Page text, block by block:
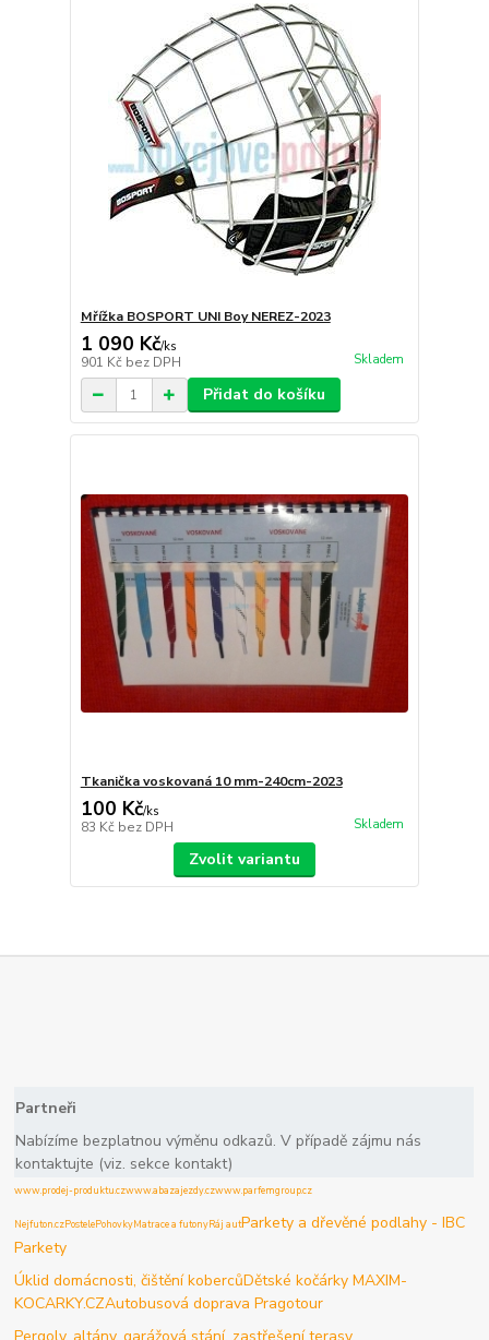
Mřížka BOSPORT UNI Boy NEREZ-2023
1 090 Kč/ks
901 Kč bez DPH Skladem
Přidat do košíku
Tkanička voskovaná 10 mm-240cm-2023
100 Kč/ks
83 Kč bez DPH Skladem
Zvolit variantu
Partneři
Nabízíme bezplatnou výměnu odkazů. V případě zájmu nás
kontaktujte (viz. sekce kontakt)
www.prodej-produktu.czwww.abazajezdy.czwww.parfemgroup.cz
Nejfuton.czPostelePohovkyMatrace a futonyRáj autParkety a dřevěné podlahy - IBC
Parkety
Úklid domácnosti, čištění kobercůDětské kočárky MAXIM-
KOCARKY.CZAutobusová doprava Pragotour